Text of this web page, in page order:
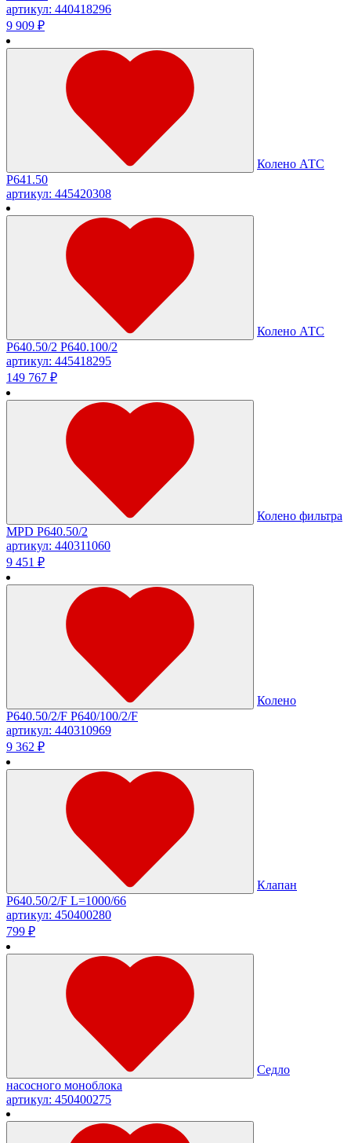
артикул: 440418296
9 909 ₽
Колено АТС
Р641.50
артикул: 445420308
Колено АТС
P640.50/2 P640.100/2
артикул: 445418295
149 767 ₽
Колено фильтра
MPD Р640.50/2
артикул: 440311060
9 451 ₽
Колено
Р640.50/2/F P640/100/2/F
артикул: 440310969
9 362 ₽
Клапан
Р640.50/2/F L=1000/66
артикул: 450400280
799 ₽
Седло
насосного моноблока
артикул: 450400275